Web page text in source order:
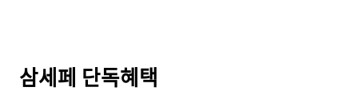
삼세페 단독혜택